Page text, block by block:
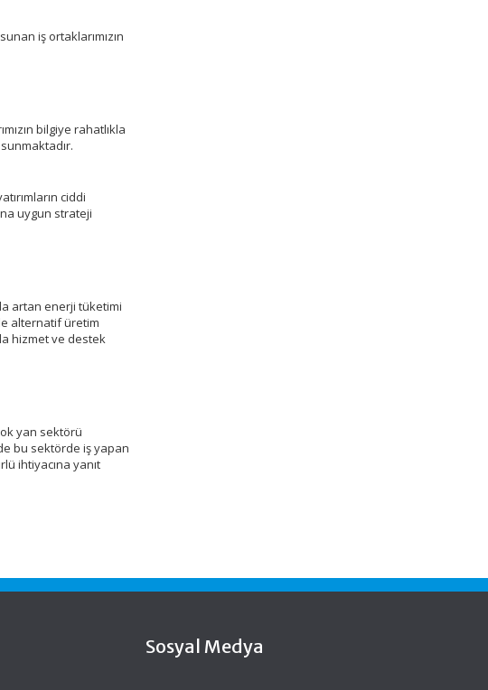
iş ortaklarımızın
bilgiye rahatlıkla
ciddi
uygun strateji
artan enerji tüketimi
alternatif üretim
hizmet ve destek
yan sektörü
bu sektörde iş yapan
ihtiyacına yanıt
Sosyal Medya